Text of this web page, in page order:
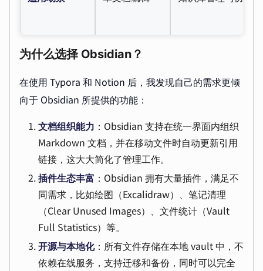
为什么选择 Obsidian？
在使用 Typora 和 Notion 后，我发现自己的需求更倾
向于 Obsidian 所提供的功能：
文档组织能力 ：Obsidian 支持在统一界面内组织
Markdown 文档，并在移动文件时自动更新引用
链接，这大大简化了管理工作。
插件生态丰富 ：Obsidian 拥有大量插件，满足不
同需求，比如绘图（Excalidraw）、笔记清理
（Clear Unused Images）、文件统计（Vault
Full Statistics）等。
开源与本地化：所有文件存储在本地 vault 中，不
依赖在线服务，支持迁移和备份，同时可以完全